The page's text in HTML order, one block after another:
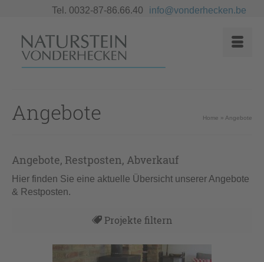
Tel. 0032-87-86.66.40 info@vonderhecken.be
Angebote Home » Angebote
Angebote, Restposten, Abverkauf
Hier finden Sie eine aktuelle Übersicht unserer Angebote
& Restposten.
Projekte filtern
Alles